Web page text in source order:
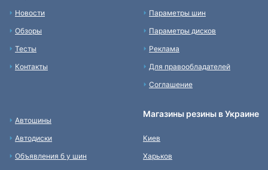
Новости
Обзоры
Тесты
Контакты
Параметры шин
Параметры дисков
Реклама
Для правообладателей
Соглашение
Автошины
Автодиски
Объявления б у шин
Магазины резины в Украине
Киев
Харьков